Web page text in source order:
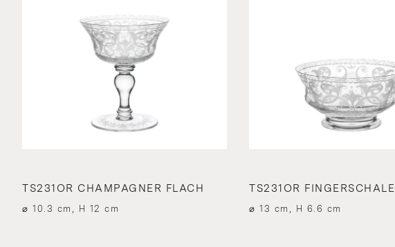
TS231OR CHAMPAGNER FLACH
⌀ 10.3 cm, H 12 cm
TS231OR FINGERSCHALE
⌀ 13 cm, H 6.6 cm